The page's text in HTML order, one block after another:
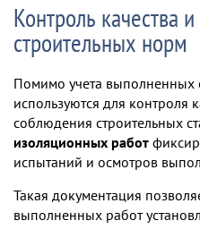
Контроль качества
строительных норм
Помимо учета выполненных
используются для контроля
соблюдения строительных
изоляционных работ
испытаний и осмотров
Такая документация
выполненных работ